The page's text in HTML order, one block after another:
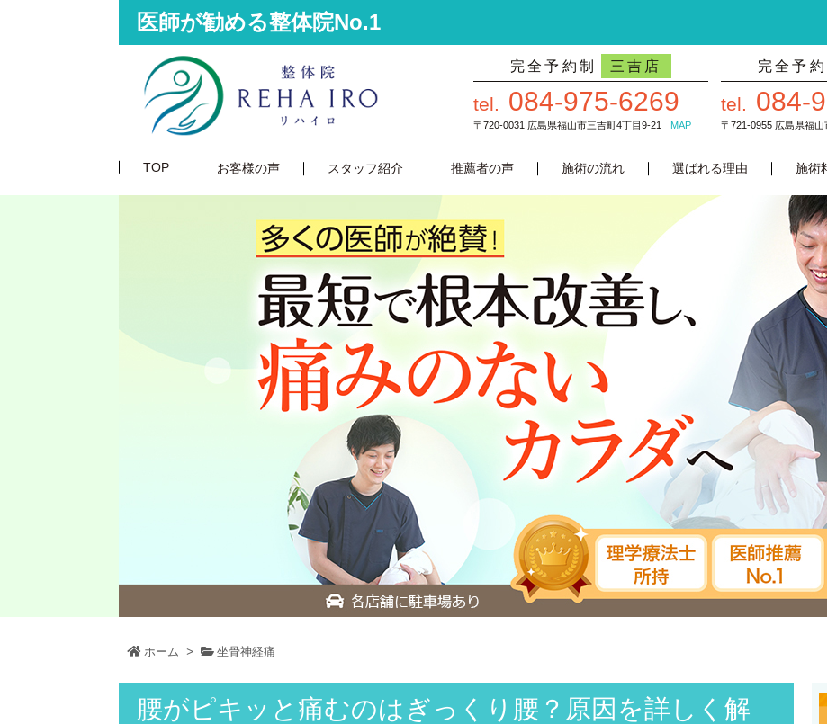
医師が勧める整体院No.1
完全予約制 三吉店
tel. 084-975-6269
〒720-0031 広島県福山市三吉町4丁目9-21 MAP
完全予約
tel. 084-
〒721-0955 広島県福
TOP お客様の声 スタッフ紹介 推薦者の声 施術の流れ 選ばれる理由 施術
ホーム > 坐骨神経痛
腰がピキッと痛むのはぎっくり腰？原因を詳しく解